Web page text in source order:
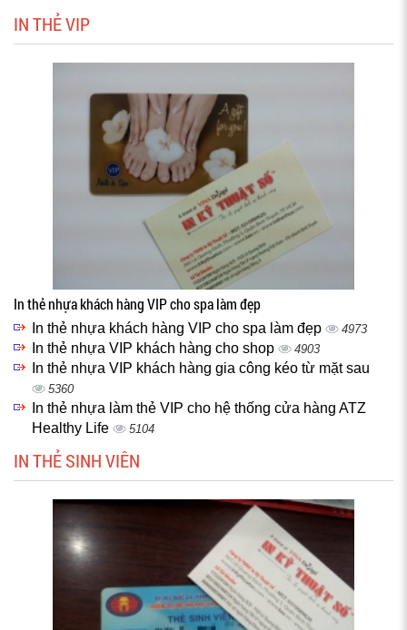
IN THẺ VIP
In thẻ nhựa khách hàng VIP cho spa làm đẹp
In thẻ nhựa khách hàng VIP cho spa làm đẹp 4973
In thẻ nhựa VIP khách hàng cho shop 4903
In thẻ nhựa VIP khách hàng gia công kéo từ mặt sau
5360
In thẻ nhựa làm thẻ VIP cho hệ thống cửa hàng ATZ
Healthy Life
5104
IN THẺ SINH VIÊN